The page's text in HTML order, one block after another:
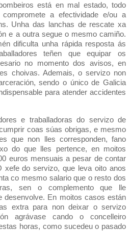
está en mal estado, todo
a efectividade e/ou a
Unha das lanchas de rescate xa
e a outra segue o mesmo camiño.
dificulta unha rápida resposta ás
teñen que equipar os
no momento dos avisos, en
choivas. Ademais, o servizo non
sendo o único de Galicia
para atender accidentes
e traballadoras do servizo de
coas súas obrigas, e mesmo
que non lles corresponden, fano
do que lles pertence, en moitos
euros mensuais a pesar de contar
xefe do servizo, que leva oito anos
co mesmo salario que o resto dos
sen o complemento que lle
desenvolve. En moitos casos están
extra para non deixar o servizo
agrávase cando o concelleiro
horas, como sucedeu o pasado